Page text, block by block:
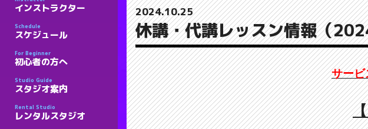
インストラクター
Schedule
スケジュール
For Beginner
初心者の方へ
Studio Guide
スタジオ案内
Rental Studio
レンタルスタジオ
2024.10.25
休講・代講レッスン情報（
サービ
【